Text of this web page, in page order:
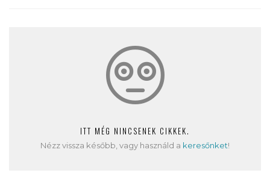
ITT MÉG NINCSENEK CIKKEK.
Nézz vissza később, vagy használd a keresőnket!